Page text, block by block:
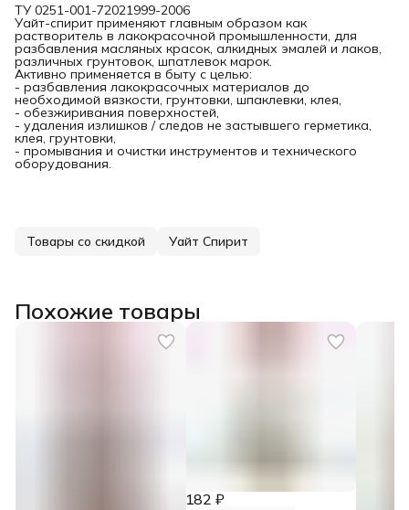
ТУ 0251-001-72021999-2006
Уайт-спирит применяют главным образом как
растворитель в лакокрасочной промышленности, для
разбавления масляных красок, алкидных эмалей и лаков,
различных грунтовок, шпатлевок марок.
Активно применяется в быту с целью:
- разбавления лакокрасочных материалов до
необходимой вязкости, грунтовки, шпаклевки, клея,
- обезжиривания поверхностей,
- удаления излишков / следов не застывшего герметика,
клея, грунтовки,
- промывания и очистки инструментов и технического
оборудования.
Товары со скидкой Уайт Спирит
Похожие товары
182 ₽